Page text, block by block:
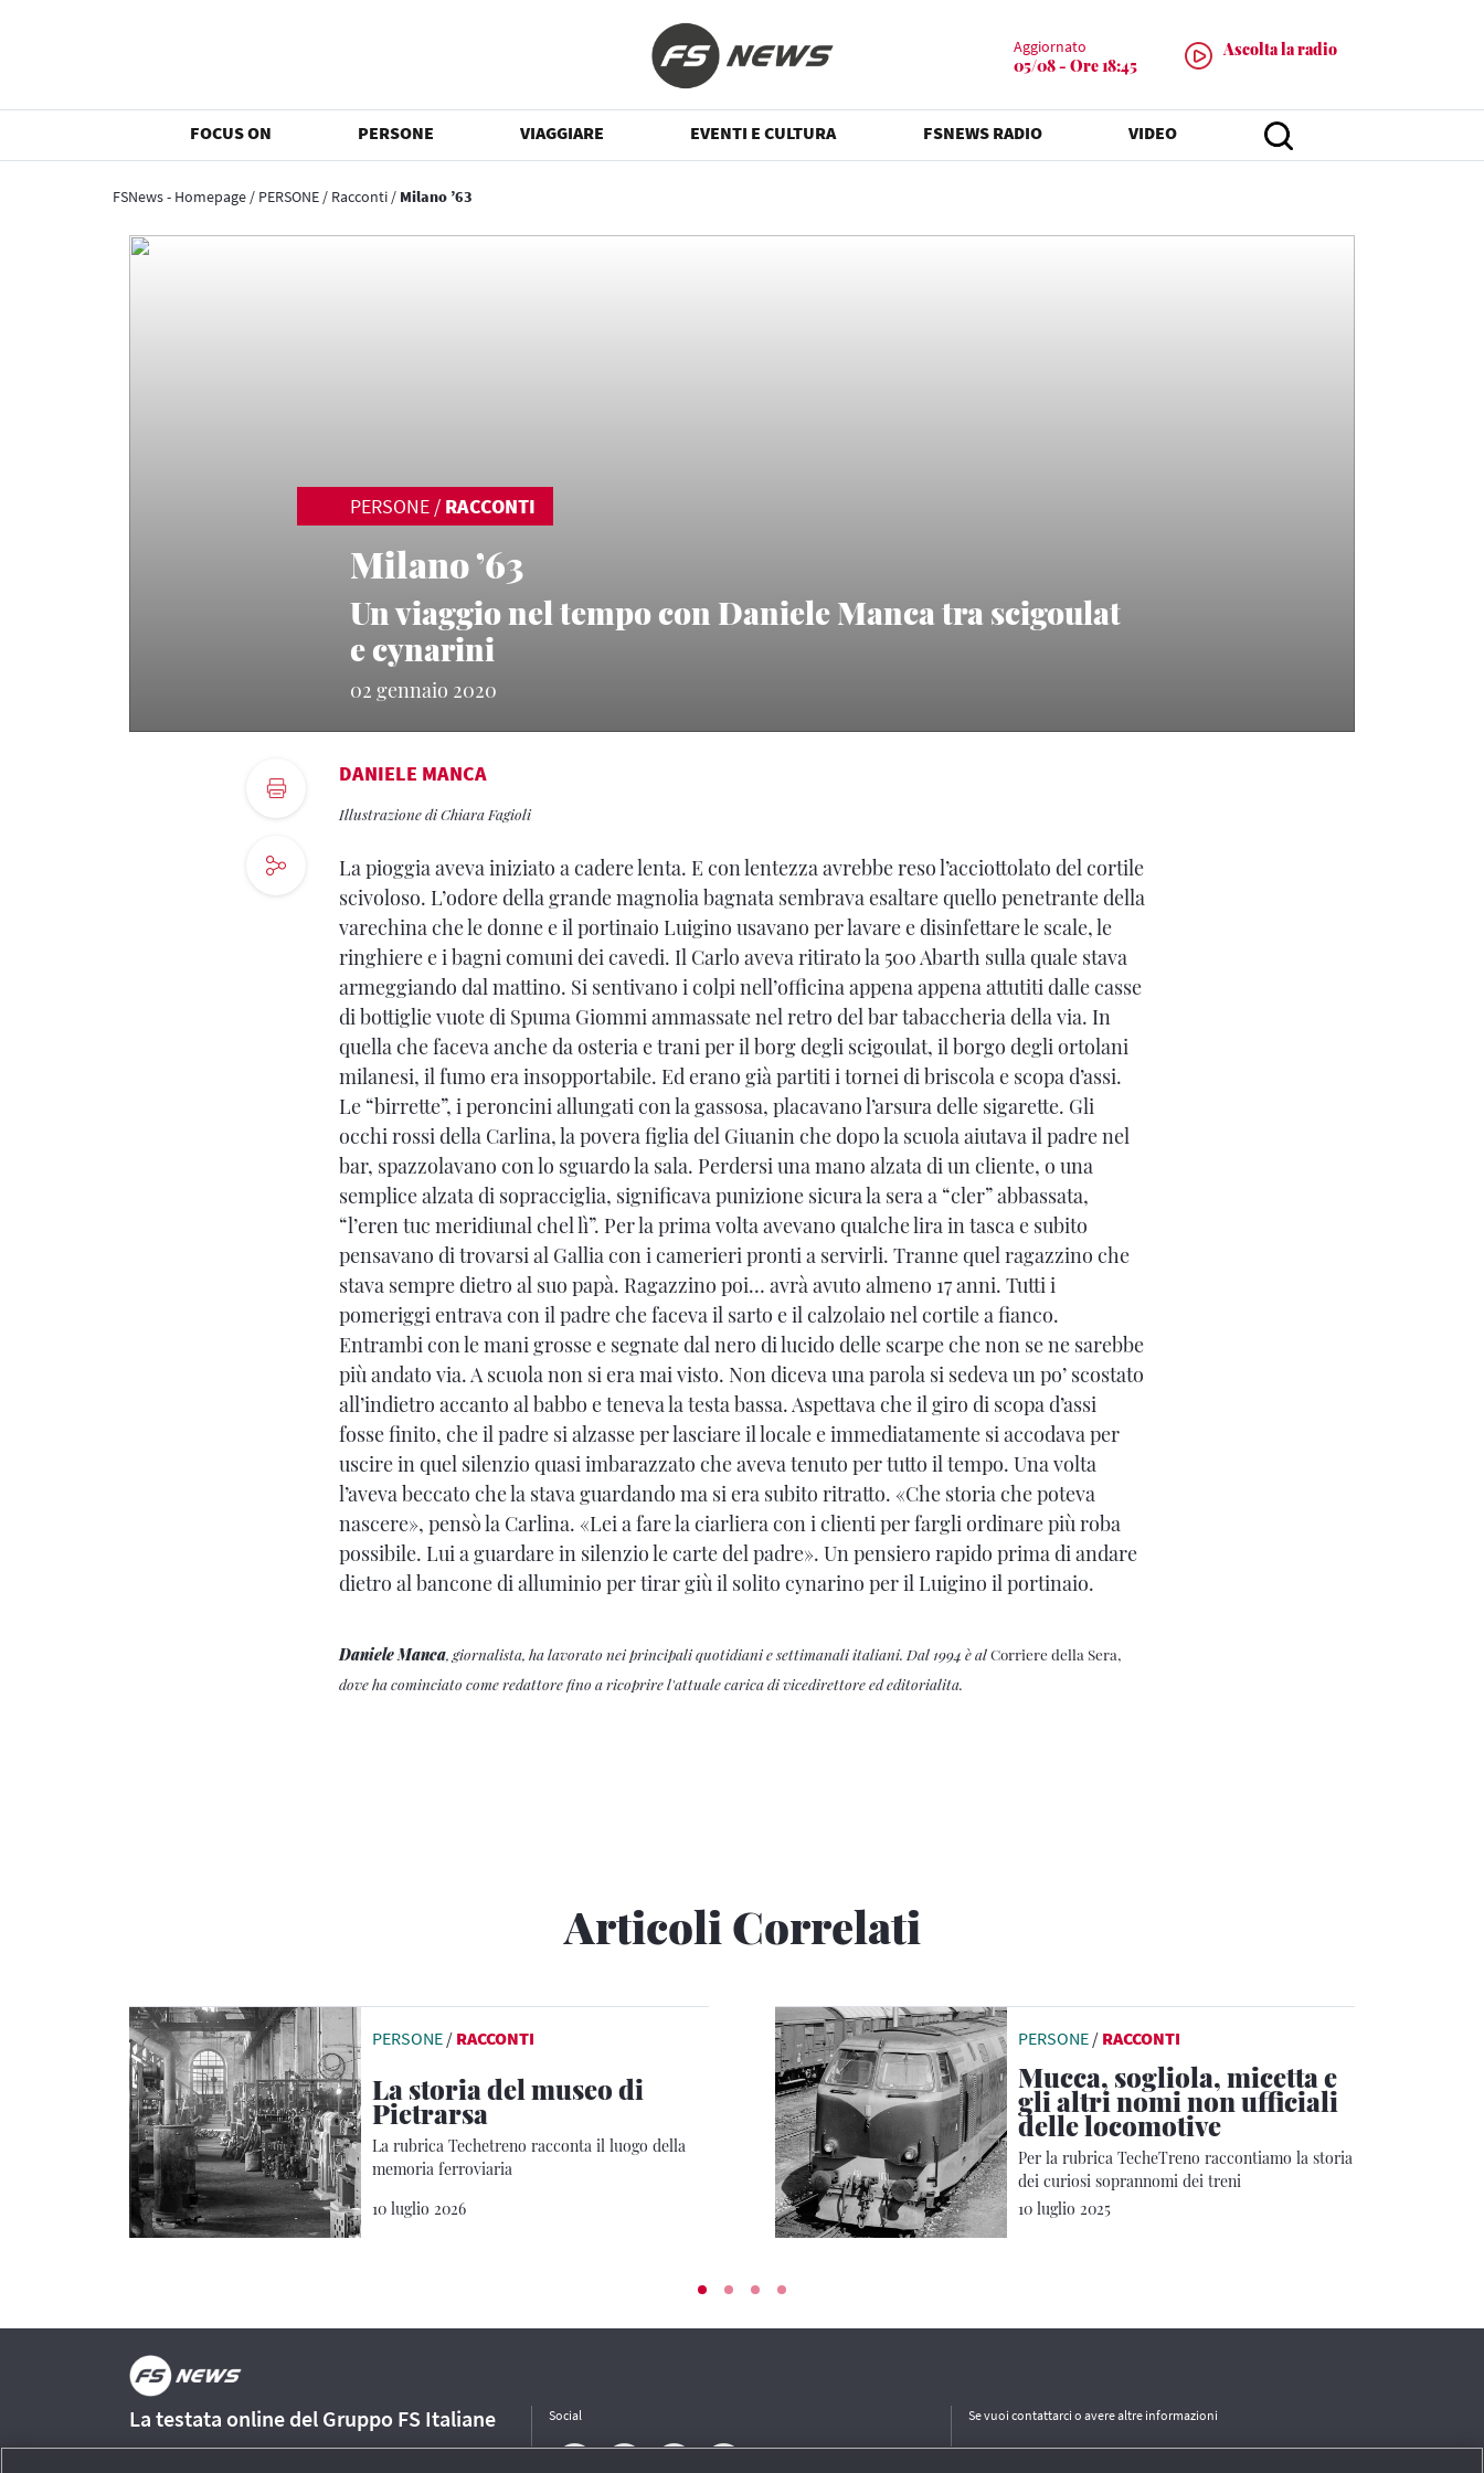
Aggiornato
05/08 - Ore 18:45
Ascolta la radio
FOCUS ON PERSONE VIAGGIARE EVENTI E CULTURA FSNEWS RADIO VIDEO
FSNews - Homepage / PERSONE / Racconti / Milano ’63
PERSONE / RACCONTI
Milano ’63
Un viaggio nel tempo con Daniele Manca tra scigoulat
e cynarini
02 gennaio 2020
DANIELE MANCA
Illustrazione di Chiara Fagioli
La pioggia aveva iniziato a cadere lenta. E con lentezza avrebbe reso l’acciottolato del cortile
scivoloso. L’odore della grande magnolia ba­gnata sembrava esaltare quello penetrante della
varechina che le donne e il portinaio Luigino usavano per lavare e disinfettare le scale, le
ringhiere e i bagni comuni dei cavedi. Il Carlo aveva ritirato la 500 Abarth sulla quale stava
armeggiando dal mattino. Si sentivano i col­pi nell’officina appena appena attutiti dalle casse
di bottiglie vuote di Spuma Giommi ammassate nel retro del bar tabaccheria della via. In
quella che faceva anche da osteria e trani per il borg degli scigoulat, il borgo degli ortolani
milanesi, il fumo era insopportabile. Ed erano già partiti i tornei di briscola e scopa d’assi.
Le “birrette”, i peroncini allungati con la gassosa, placavano l’arsura delle sigaret­te. Gli
occhi rossi della Carlina, la povera figlia del Giuanin che dopo la scuola aiutava il padre nel
bar, spazzolavano con lo sguardo la sala. Perdersi una mano alzata di un cliente, o una
semplice alzata di sopracciglia, significava punizione sicura la sera a “cler” abbassata,
“l’eren tuc meridiunal chel lì”. Per la prima volta avevano qualche lira in tasca e subito
pensavano di trovarsi al Gallia con i camerieri pronti a servirli. Tranne quel ragazzino che
stava sempre dietro al suo papà. Ragazzino poi… avrà avuto almeno 17 anni. Tutti i
pomeriggi entrava con il padre che faceva il sarto e il calzolaio nel cortile a fianco.
Entrambi con le mani grosse e segnate dal nero di lucido delle scarpe che non se ne sarebbe
più andato via. A scuola non si era mai visto. Non diceva una parola si sedeva un po’ scostato
all’indietro accanto al babbo e teneva la testa bassa. Aspettava che il giro di scopa d’assi
fosse finito, che il padre si alzasse per lasciare il locale e immediata­mente si accodava per
uscire in quel silenzio quasi imbarazzato che aveva tenuto per tutto il tempo. Una volta
l’aveva beccato che la stava guardando ma si era subito ritratto. «Che storia che poteva
nascere», pensò la Carlina. «Lei a fare la ciarliera con i clienti per fargli ordinare più roba
possibile. Lui a guardare in silenzio le carte del padre». Un pensiero rapido prima di andare
dietro al bancone di alluminio per tirar giù il solito cynarino per il Luigino il portinaio.
Daniele Manca, giornalista, ha lavorato nei principali quotidiani e settimanali italiani. Dal 1994 è alCorriere della Sera,
dove ha cominciato come redattore fino a ricoprire l'attuale carica di vicedirettore ed editorialita.
Articoli Correlati
PERSONE / RACCONTI
La storia del museo di
Pietrarsa
La rubrica Techetreno racconta il luogo della
memoria ferroviaria
10 luglio 2026
PERSONE / RACCONTI
Mucca, sogliola, micetta e
gli altri nomi non ufficiali
delle locomotive
Per la rubrica TecheTreno raccontiamo la storia
dei curiosi soprannomi dei treni
10 luglio 2025
La testata online del Gruppo FS Italiane Social Se vuoi contattarci o avere altre informazioni